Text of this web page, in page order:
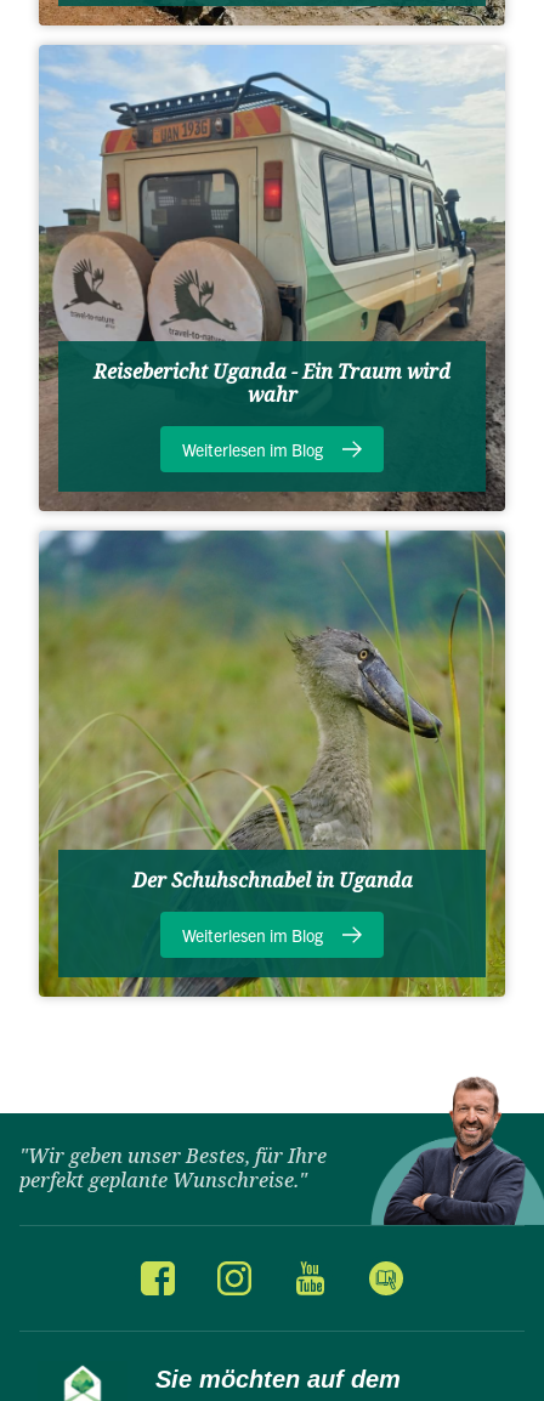
Reisebericht Uganda - Ein Traum wird
wahr
Weiterlesen im Blog
Der Schuhschnabel in Uganda
Weiterlesen im Blog
"Wir geben unser Bestes, für Ihre
perfekt geplante Wunschreise."
Sie möchten auf dem